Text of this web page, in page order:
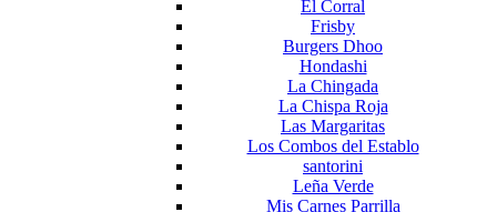
El Corral
Frisby
Burgers Dhoo
Hondashi
La Chingada
La Chispa Roja
Las Margaritas
Los Combos del Establo
santorini
Leña Verde
Mis Carnes Parrilla